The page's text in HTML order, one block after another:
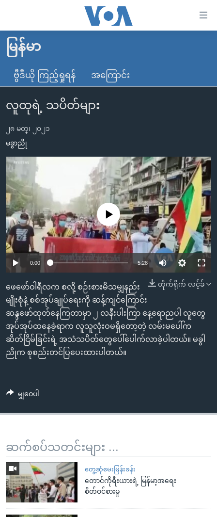
လွယ်ကူ
စေ
သည့်
များ
ပင်မ
အကြောင်းအရာ
ကျော်
ကြည့်
ရန်
ပင်မ
အ
ညွန်း
စာမျက်နှာ
ကျော်
ကြည့်
ရန်
ရှာဖွေ
ရန်
နေရာ
သို့
မူလစာမျက်နှာ
မြန်မာ
ကမ္ဘာ့သတင်းများ
နိုင်ငံတကာ
တရုတ်
အစ္စရေး-ပါလက်စတိုင်း
ဗွီဒီယို
ရပ်ဝန်းတခု လမ်းတခု အလွန်
အင်္ဂလိပ်စာလေ့လာမယ်
အမေရိကန်သုံးအီဒီယံ
မကြေးမုံရဲ့ အင်္ဂလိပ်စာ
ရုပ်ရှင်ထဲက အင်္ဂလိပ်စာ
သုတပဒေသာ အင်္ဂလိပ်စာ
အပတ်စဉ်ကဏ္ဍများ
ရေဒီယို
တီဗွီ
ရေဒီယိုနှင့်ရုပ်သံ အချက်အလက်များ
ရေဒီယို/တီဗွီအစီအစဉ်
Learning English
ဗွီအိုအေ လူမှုကွန်ယက်များ
ဘာသာစကားများ
မြန်မာ
ဗွီဒီယို ကြည့်ရှုရန် အကြောင်း
လူထုရဲ့ သပိတ်များ
၂၈ မတ္၊ ၂၀၂၁
မခွာညို
No media source currently available
0:00 5:28
တိုက်ရိုက် လင့်ခ်
ဖေဖော်ဝါရီလက စလို့ စဉ်းစားမိသမျှနည်း
မျိုးစုံနဲ့ စစ်အုပ်ချုပ်ရေးကို ဆန့်ကျင်ကြောင်း
ဆန္ဒဖော်ထုတ်နေကြတာမှာ ၂ လနီးပါးကြာ နေ့ရောညပါ လူတွေ
အုပ်အုပ်ထနေခဲ့ရာက လူသူလုံးဝမရှိတော့တဲ့ လမ်းမပေါ်က
ဆိတ်ငြိမ်ခြင်းရဲ့ အသံသပိတ်တွေပေါ်ပေါက်လာခဲ့ပါတယ်။ မခွါ
ညိုက စုစည်းတင်ပြပေးထားပါတယ်။
မျှဝေပါ
ဆက်စပ်သတင်းများ ...
တွေ့ဆုံမေးမြန်းခန်း
တောင်ကိုရီးယားရဲ့ မြန်မာ့အရေး
စိတ်ဝင်စားမှု